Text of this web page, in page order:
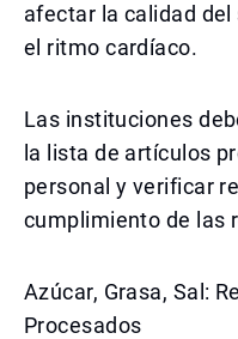
afectar la calidad
el ritmo cardíaco.
Las instituciones
la lista de artículos
personal y verificar
cumplimiento de las
Azúcar, Grasa, Sal:
Procesados